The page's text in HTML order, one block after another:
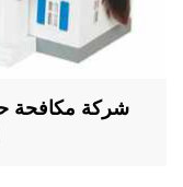
شركة مكافحة